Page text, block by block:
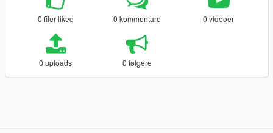
0 filer liked 0 kommentare 0 videoer
0 uploads 0 følgere